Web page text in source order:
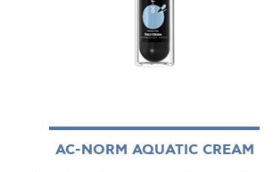
AC-NORM AQUATIC CREAM